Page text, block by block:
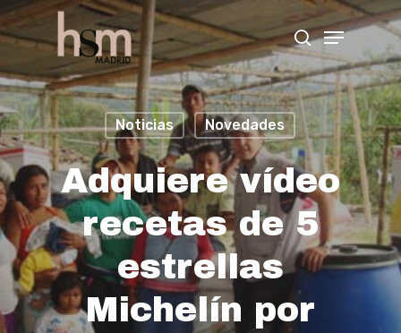
Hit enter to search or ESC to close
Noticias Novedades
Adquiere vídeo
recetas de 5
estrellas
Michelín por